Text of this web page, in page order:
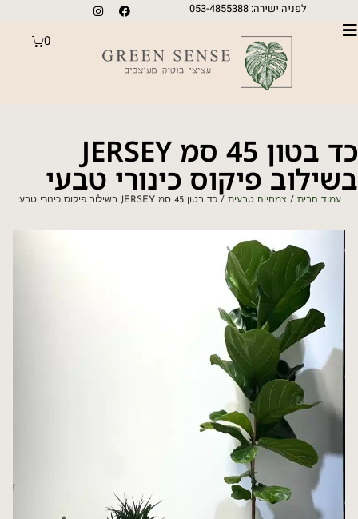
לפניה ישירה: 053-4855388
0
כד בטון 45 סמ JERSEY
בשילוב פיקוס כינורי טבעי
עמוד הבית / צמחייה טבעית / כד בטון 45 סמ JERSEY בשילוב פיקוס כינורי טבעי